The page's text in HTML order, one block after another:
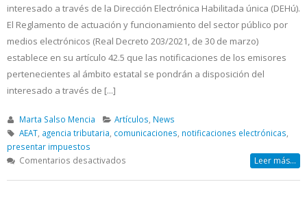
interesado a través de la Dirección Electrónica Habilitada única (DEHú).
El Reglamento de actuación y funcionamiento del sector público por
medios electrónicos (Real Decreto 203/2021, de 30 de marzo)
establece en su artículo 42.5 que las notificaciones de los emisores
pertenecientes al ámbito estatal se pondrán a disposición del
interesado a través de [...]
Marta Salso Mencia Artículos News
AEAT, agencia tributaria comunicaciones notificaciones electrónicas
presentar impuestos
Comentarios desactivadosen
Leer más...